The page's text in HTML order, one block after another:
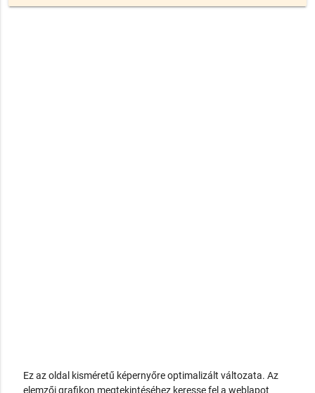
Ez az oldal kisméretű képernyőre optimalizált változata. Az
elemzői grafikon megtekintéséhez keresse fel a weblapot